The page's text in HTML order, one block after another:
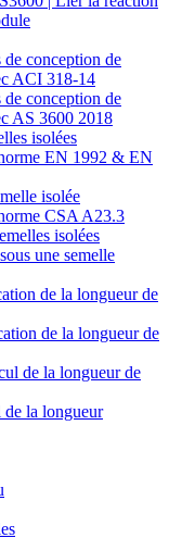
de conception de
ACI 318-14
de conception de
AS 3600 2018
isolées
EN 1992 & EN
isolée
CSA A23.3
isolées
une semelle
de la longueur de
de la longueur de
de la longueur de
la longueur